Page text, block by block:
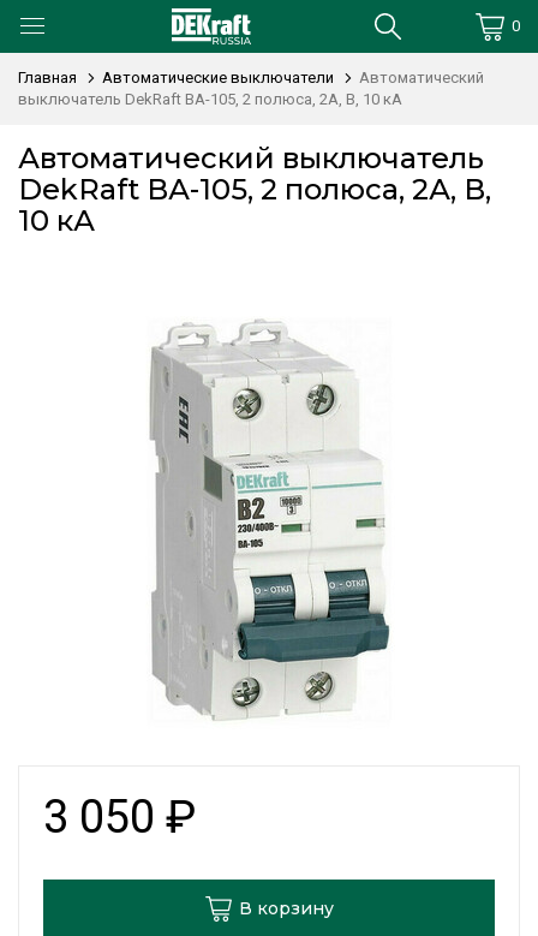
0
Главная Автоматические выключатели
Автоматический
выключатель DekRaft ВА-105, 2 полюса, 2А, В, 10 кА
Автоматический выключатель
DekRaft ВА-105, 2 полюса, 2А, В,
10 кА
3 050 ₽
В корзину